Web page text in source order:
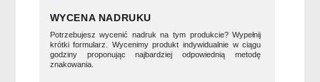
WYCENA NADRUKU
Potrzebujesz wycenić nadruk na tym produkcie? Wypełnij
krótki formularz. Wycenimy produkt indywidualnie w ciągu
godziny proponując najbardziej odpowiednią metodę
znakowania.